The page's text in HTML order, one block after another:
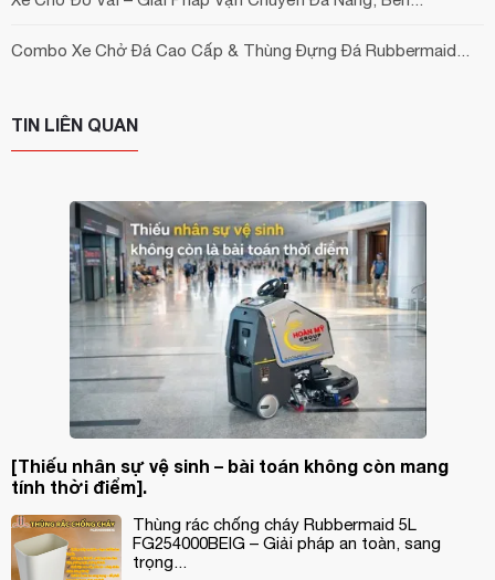
Combo Xe Chở Đá Cao Cấp & Thùng Đựng Đá Rubbermaid...
TIN LIÊN QUAN
[Thiếu nhân sự vệ sinh – bài toán không còn mang
tính thời điểm].
Thùng rác chống cháy Rubbermaid 5L
FG254000BEIG – Giải pháp an toàn, sang
trọng...